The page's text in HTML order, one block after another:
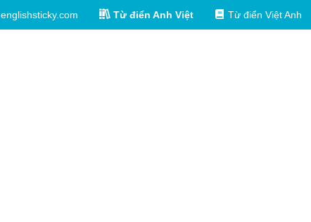
englishsticky.com Từ điển Anh Việt Từ điển Việt Anh